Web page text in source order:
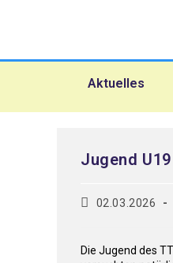
Aktuelles
Jugend
02.03.2026
Die Jugend des